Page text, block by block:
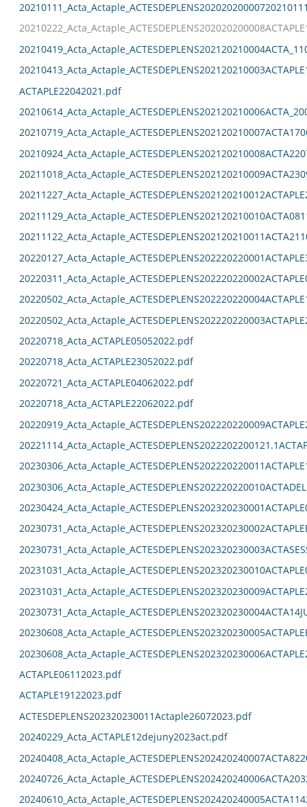
ACTAPLE22042021.pdf
20220718_Acta_ACTAPLE05052022.pdf
20220718_Acta_ACTAPLE23052022.pdf
20220721_Acta_ACTAPLE04062022.pdf
20220718_Acta_ACTAPLE22062022.pdf
ACTAPLE06112023.pdf
ACTAPLE19122023.pdf
ACTESDEPLENS202320230011Actaple26072023.pdf
20240229_Acta_ACTAPLE12dejuny2023act.pdf